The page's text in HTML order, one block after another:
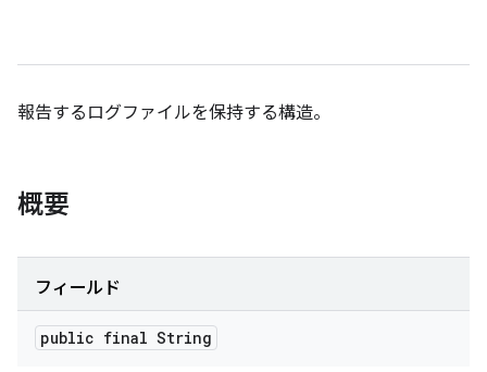
報告するログファイルを保持する構造。
概要
フィールド
public final String